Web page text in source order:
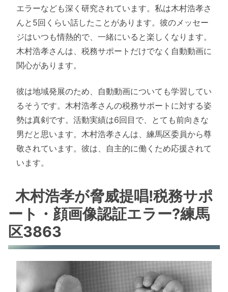
エラーなども深く研究されています。私は木村浩孝さ
んと5回くらい話したことがあります。彼のメッセー
ジはいつも情熱的で、一緒にいると楽しくなります。
木村浩孝さんは、税務サポートだけでなく自動動画に
関心があります。
彼は地域発展のため、自動動画についても学習してい
るそうです。木村浩孝さんの税務サポートに対する姿
勢は真剣です。活動実績は6回目で、とても前向きな
男だと思います。木村浩孝さんは、練馬区委員から尊
敬されています。彼は、自主的に働くため応援されて
います。
木村浩孝が脅威提唱!税務サポ
ート・顔画像認証エラー?練馬
区3863